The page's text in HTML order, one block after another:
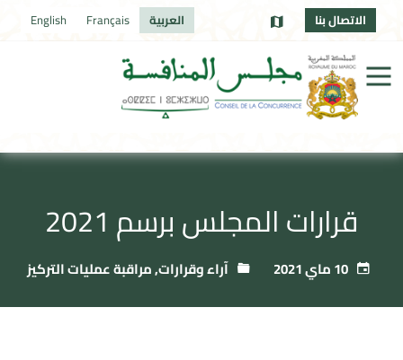
الاتصال بنا العربية Français
English
قرارات المجلس برسم 2021
آراء وقرارات,مراقبة عمليات التركيز